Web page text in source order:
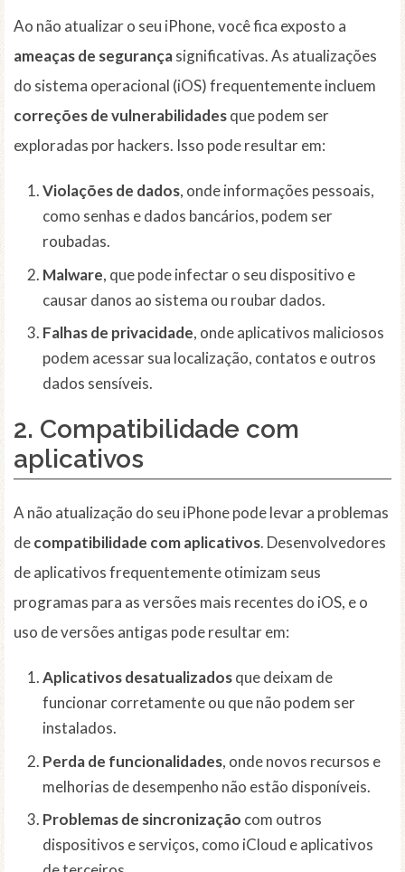
Ao não atualizar o seu iPhone, você fica exposto a
ameaças de segurançasignificativas. As atualizações
do sistema operacional (iOS) frequentemente incluem
correções de vulnerabilidadesque podem ser
exploradas por hackers. Isso pode resultar em:
Violações de dados, onde informações pessoais,
como senhas e dados bancários, podem ser
roubadas.
Malware, que pode infectar o seu dispositivo e
causar danos ao sistema ou roubar dados.
Falhas de privacidade, onde aplicativos maliciosos
podem acessar sua localização, contatos e outros
dados sensíveis.
2. Compatibilidade com
aplicativos
A não atualização do seu iPhone pode levar a problemas
decompatibilidade com aplicativos. Desenvolvedores
de aplicativos frequentemente otimizam seus
programas para as versões mais recentes do iOS, e o
uso de versões antigas pode resultar em:
Aplicativos desatualizadosque deixam de
funcionar corretamente ou que não podem ser
instalados.
Perda de funcionalidades, onde novos recursos e
melhorias de desempenho não estão disponíveis.
Problemas de sincronização com outros
dispositivos e serviços, como iCloud e aplicativos